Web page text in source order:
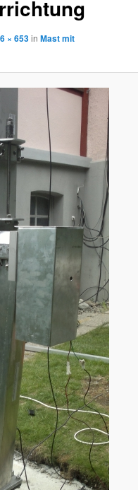
× 653inMast mit